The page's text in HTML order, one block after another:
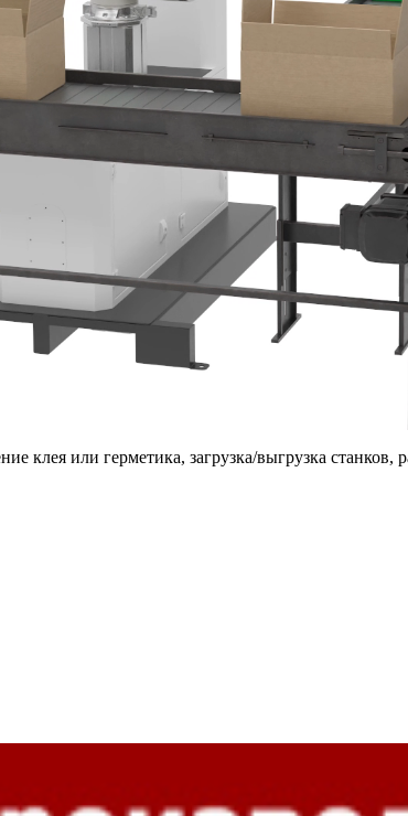
клея или герметика, загрузка/выгрузка станков,